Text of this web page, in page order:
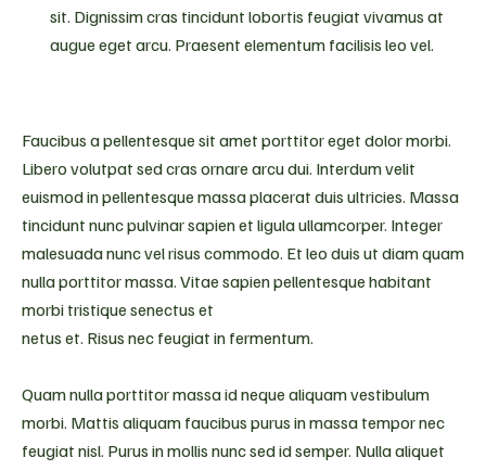
sit. Dignissim cras tincidunt lobortis feugiat vivamus at
augue eget arcu. Praesent elementum facilisis leo vel.
Faucibus a pellentesque sit amet porttitor eget dolor morbi.
Libero volutpat sed cras ornare arcu dui. Interdum velit
euismod in pellentesque massa placerat duis ultricies. Massa
tincidunt nunc pulvinar sapien et ligula ullamcorper. Integer
malesuada nunc vel risus commodo. Et leo duis ut diam quam
nulla porttitor massa. Vitae sapien pellentesque habitant
morbi tristique senectus et
netus et. Risus nec feugiat in fermentum.
Quam nulla porttitor massa id neque aliquam vestibulum
morbi. Mattis aliquam faucibus purus in massa tempor nec
feugiat nisl. Purus in mollis nunc sed id semper. Nulla aliquet